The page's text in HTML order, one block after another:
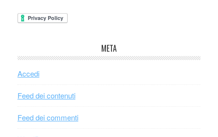
META
Accedi
Feed dei contenuti
Feed dei commenti